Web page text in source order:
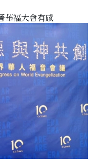
華福大會有感